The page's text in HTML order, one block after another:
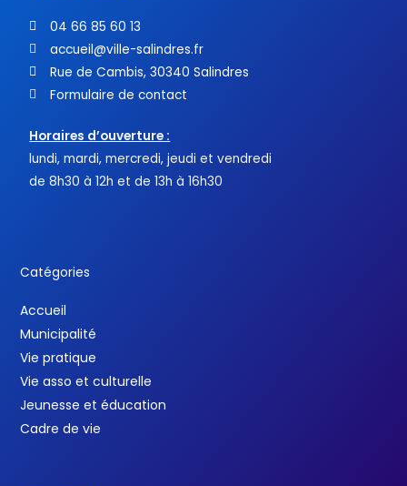
04 66 85 60 13
accueil@ville-salindres.fr
Rue de Cambis, 30340 Salindres
Formulaire de contact
Horaires d’ouverture :
lundi, mardi, mercredi, jeudi et vendredi
de 8h30 à 12h et de 13h à 16h30
Catégories
Accueil
Municipalité
Vie pratique
Vie asso et culturelle
Jeunesse et éducation
Cadre de vie